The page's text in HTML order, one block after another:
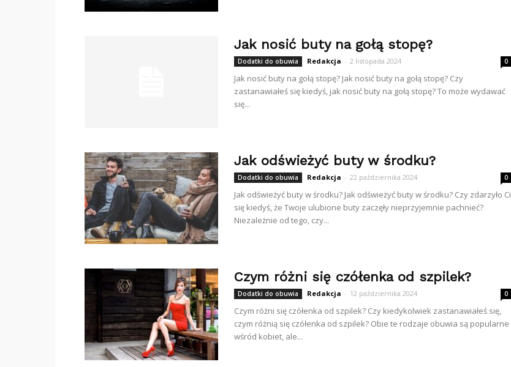
Jak nosić buty na gołą stopę?
Dodatki do obuwia Redakcja - 2 listopada 2024 0
Jak nosić buty na gołą stopę? Jak nosić buty na gołą stopę? Czy
zastanawiałeś się kiedyś, jak nosić buty na gołą stopę? To może wydawać
się...
Jak odświeżyć buty w środku?
Dodatki do obuwia Redakcja - 22 października 2024 0
Jak odświeżyć buty w środku? Jak odświeżyć buty w środku? Czy zdarzyło Ci
się kiedyś, że Twoje ulubione buty zaczęły nieprzyjemnie pachnieć?
Niezależnie od tego, czy...
Czym różni się czółenka od szpilek?
Dodatki do obuwia Redakcja - 12 października 2024 0
Czym różni się czółenka od szpilek? Czy kiedykolwiek zastanawiałeś się,
czym różnią się czółenka od szpilek? Obie te rodzaje obuwia są popularne
wśród kobiet, ale...